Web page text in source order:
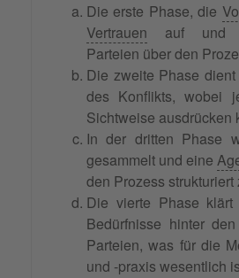
Die erste Phase, die
Vertrauen auf und
Parteien über den
Die zweite Phase
des Konflikts, wobei
Sichtweise ausdrücken
In der dritten Phase
gesammelt und eine
den Prozess strukturiert
Die vierte Phase klärt
Bedürfnisse hinter
Parteien, was für die
und -praxis wesentlich